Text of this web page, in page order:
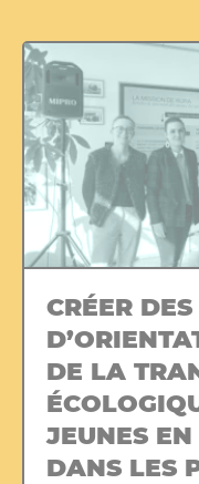
CRÉER
DE LA
JEUNES
DANS LES